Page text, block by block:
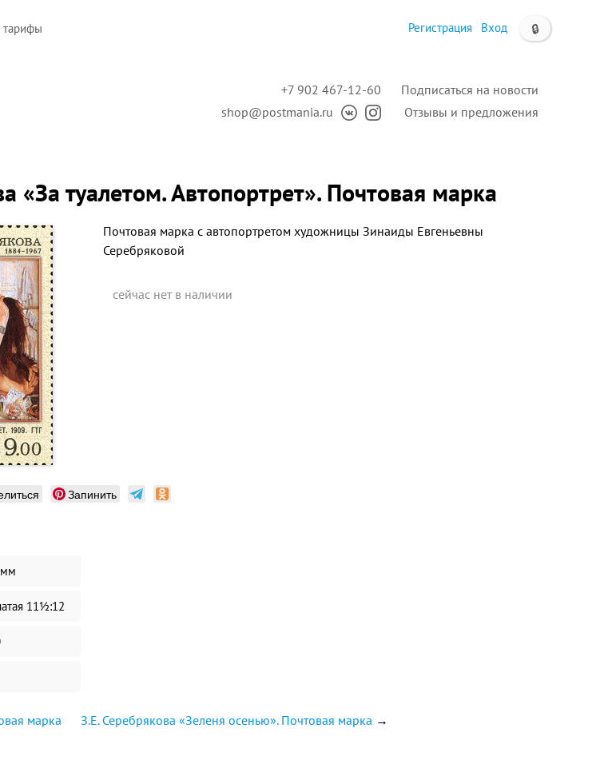
тарифы 🔒
Регистрация Вход
Подписаться на новости
Отзывы и предложения
+7 902 467-12-60
shop@postmania.ru
«За туалетом. Автопортрет». Почтовая марка
Почтовая марка с автопортретом художницы Зинаиды Евгеньевны
Серебряковой
сейчас нет в наличии
Запинить
11½:12
марка З.Е. Серебрякова «Зеленя осенью». Почтовая марка →